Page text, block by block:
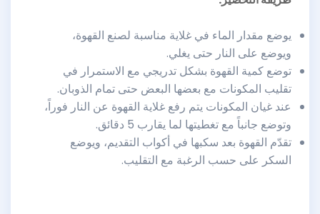
يوضع مقدار الماء في غلاية مناسبة لصنع القهوة،
ويوضع على النار حتى يغلي.
توضع كمية القهوة بشكل تدريجي مع الاستمرار في
تقليب المكونات مع بعضها البعض حتى تمام الذوبان.
عند غيان المكونات يتم رفع غلاية القهوة عن النار فوراً،
وتوضع جانباً مع تغطيتها لما يقارب 5 دقائق.
تقدّم القهوة بعد سكبها في أكواب التقديم، ويوضع
السكر على حسب الرغبة مع التقليب.